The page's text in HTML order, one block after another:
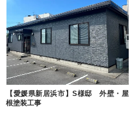
【愛媛県新居浜市】S様邸 外壁・屋
根塗装工事